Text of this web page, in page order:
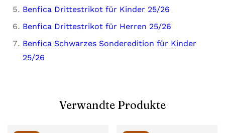
Benfica Drittestrikot für Kinder 25/26
Benfica Drittestrikot für Herren 25/26
Benfica Schwarzes Sonderedition für Kinder
25/26
Verwandte Produkte